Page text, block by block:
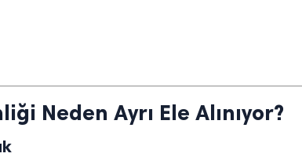
Neden Ayrı Ele Alınıyor?